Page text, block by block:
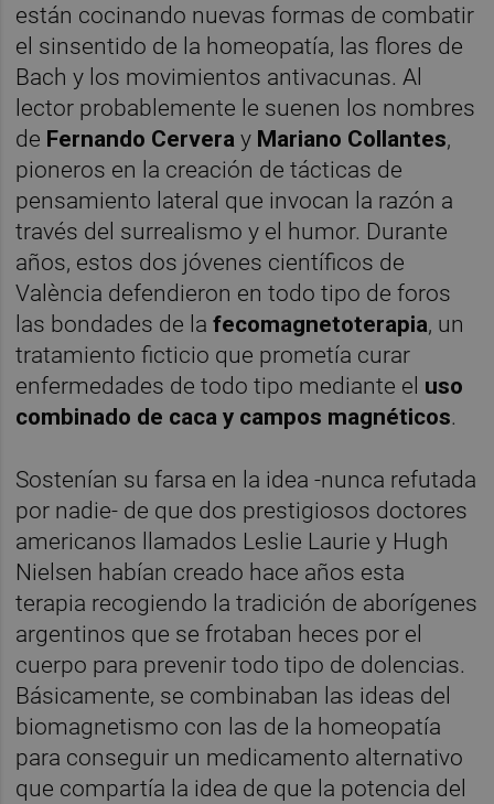
están cocinando nuevas formas de combatir
el sinsentido de la homeopatía, las flores de
Bach y los movimientos antivacunas. Al
lector probablemente le suenen los nombres
de Fernando Cervera y Mariano Collantes,
pioneros en la creación de tácticas de
pensamiento lateral que invocan la razón a
través del surrealismo y el humor. Durante
años, estos dos jóvenes científicos de
València defendieron en todo tipo de foros
las bondades de lafecomagnetoterapia, un
tratamiento ficticio que prometía curar
enfermedades de todo tipo mediante el uso
combinado de caca y campos magnéticos.
Sostenían su farsa en la idea -nunca refutada
por nadie- de que dos prestigiosos doctores
americanos llamados Leslie Laurie y Hugh
Nielsen habían creado hace años esta
terapia recogiendo la tradición de aborígenes
argentinos que se frotaban heces por el
cuerpo para prevenir todo tipo de dolencias.
Básicamente, se combinaban las ideas del
biomagnetismo con las de la homeopatía
para conseguir un medicamento alternativo
que compartía la idea de que la potencia del